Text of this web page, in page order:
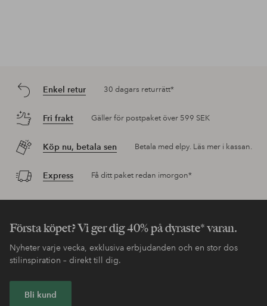
Enkel retur 30 dagars returrätt*
Fri frakt Gäller för postpaket över 599 SEK
Köp nu, betala sen Betala med elpy. Läs mer i kassan.
Express Få ditt paket redan imorgon*
Första köpet? Vi ger dig 40% på dyraste* varan.
Nyheter varje vecka, exklusiva erbjudanden och en stor dos
stilinspiration – direkt till dig.
Bli kund